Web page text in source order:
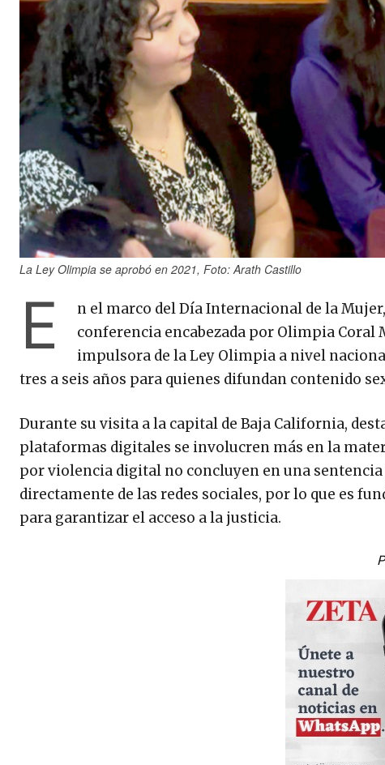
La Ley Olimpia se aprobó en 2021, Foto: Arath Castillo
E
n el marco del Día Internacional de la
conferencia encabezada por Olimpia Coral
impulsora de la Ley Olimpia a nivel
tres a seis años para quienes difundan contenido
Durante su visita a la capital de Baja California,
plataformas digitales se involucren más en la
por violencia digital no concluyen en una sentencia
directamente de las redes sociales, por lo que es
para garantizar el acceso a la justicia.